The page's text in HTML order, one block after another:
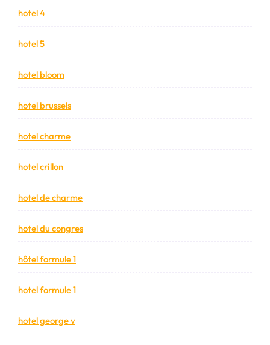
hotel 4
hotel 5
hotel bloom
hotel brussels
hotel charme
hotel crillon
hotel de charme
hotel du congres
hôtel formule 1
hotel formule 1
hotel george v